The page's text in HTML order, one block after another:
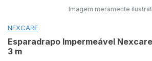
Imagem meramente
NEXCARE
Esparadrapo Impermeável
3 m